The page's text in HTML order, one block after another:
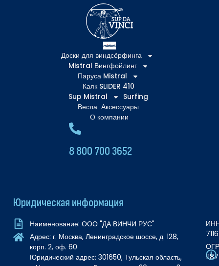
Доски для виндсёрфинга
Mistral Вингфойлинг
Паруса Mistral
Каяк SLIDER 410
Sup Mistral
Surfing
Весла Аксессуары
О компании
8 800 700 3652
Юридическая информация
Наименование: ООО "ДА ВИНЧИ РУС"
Адрес: г. Москва, Ленинградское шоссе, д. 128,
корп. 2, оф. 60
Юридический адрес: 301650, Тульская область,